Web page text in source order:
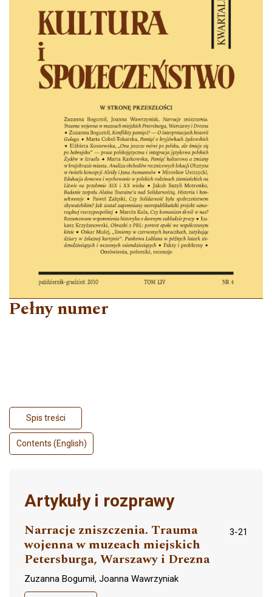
Pełny numer
Spis treści
Contents (English)
Artykuły i rozprawy
Narracje zniszczenia. Trauma
wojenna w muzeach miejskich
Petersburga, Warszawy i Drezna
3-21
Zuzanna Bogumił, Joanna Wawrzyniak